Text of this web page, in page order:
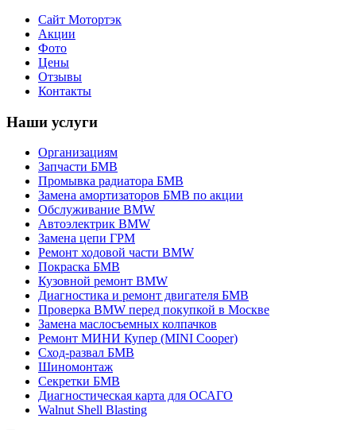
Сайт Мотортэк
Акции
Фото
Цены
Отзывы
Контакты
Наши услуги
Организациям
Запчасти БМВ
Промывка радиатора БМВ
Замена амортизаторов БМВ по акции
Обслуживание BMW
Автоэлектрик BMW
Замена цепи ГРМ
Ремонт ходовой части BMW
Покраска БМВ
Кузовной ремонт BMW
Диагностика и ремонт двигателя БМВ
Проверка BMW перед покупкой в Москве
Замена маслосъемных колпачков
Ремонт МИНИ Купер (MINI Cooper)
Сход-развал БМВ
Шиномонтаж
Секретки БМВ
Диагностическая карта для ОСАГО
Walnut Shell Blasting